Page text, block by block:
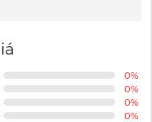
0%
0%
0%
0%